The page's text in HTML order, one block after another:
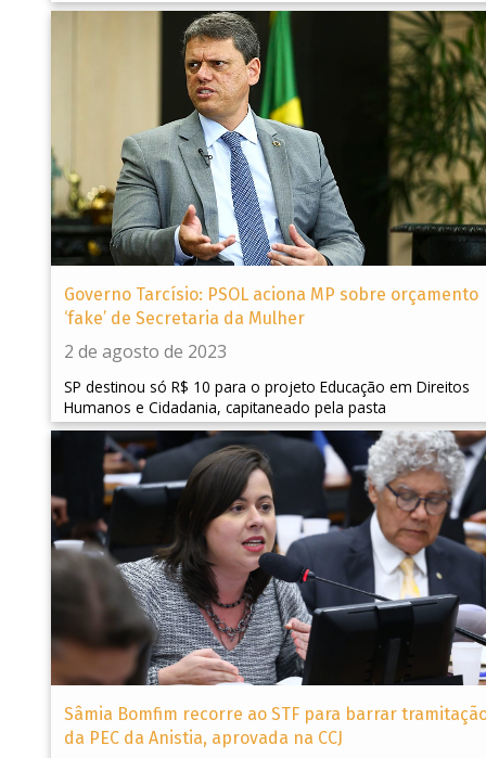
Governo Tarcísio: PSOL aciona MP sobre orçamento
‘fake’ de Secretaria da Mulher
2 de agosto de 2023
SP destinou só R$ 10 para o projeto Educação em Direitos
Humanos e Cidadania, capitaneado pela pasta
Sâmia Bomfim recorre ao STF para barrar
da PEC da Anistia, aprovada na CCJ